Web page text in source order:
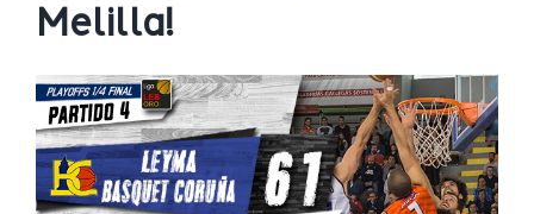
Melilla!
Ver
imagen
más
grande